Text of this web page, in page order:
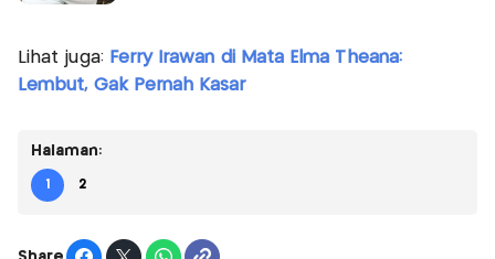
Lihat juga: Ferry Irawan di Mata Elma Theana:
Lembut, Gak Pernah Kasar
Halaman:
1 2